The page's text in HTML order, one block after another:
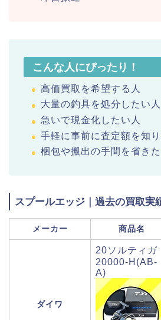
こんな人にぴったり！
高価買取を希望する人
大量の釣具を処分したい人
急いで現金化したい人
手軽に事前に査定額を知り
梱包や搬出の手間を省きた
スプールエッジ｜過去の買取実
メーカー 商品名
ダイワ
20ソルティガ
20000-H(AB-
A)